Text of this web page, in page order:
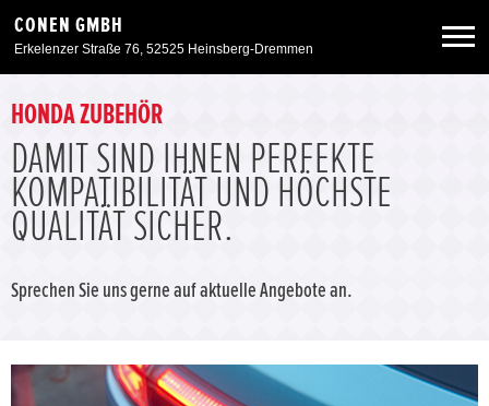
CONEN GMBH
Erkelenzer Straße 76, 52525 Heinsberg-Dremmen
Neuwagen
Gebrauchtwagen
Angebote
Service & Zubehör
Unser Autohaus
HONDA ZUBEHÖR
DAMIT SIND IHNEN PERFEKTE
KOMPATIBILITÄT UND HÖCHSTE
QUALITÄT SICHER.
Sprechen Sie uns gerne auf aktuelle Angebote an.